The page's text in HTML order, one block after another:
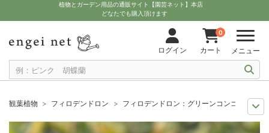
植物とガーデン用品の通販サイト【園芸ネット】本店
どなたでも購入頂けます
ログイン
0
カート メニュー
観葉植物 フィロデンドロン
フィロデンドロン：グリーンコンゴ バリ
観葉植物特集
珍しい観葉植物
フィロデンドロン：グリーンコンゴ バ